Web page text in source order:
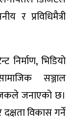
र प्रविधिमैत्री
भिडियो
सञ्जाल
जनाएको छ।
दक्षता विकास गर्ने